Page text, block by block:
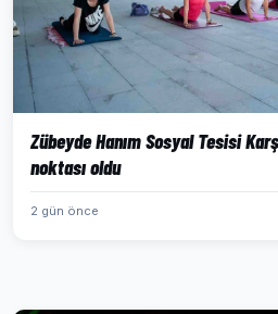
Zübeyde Hanım Sosyal Tesisi
noktası oldu
2 gün önce